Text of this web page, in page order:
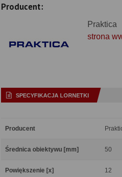
Producent:
Praktica
strona
SPECYFIKACJA LORNETKI
Producent
Średnica obiektywu [mm] 50
Powiększenie [x] 12